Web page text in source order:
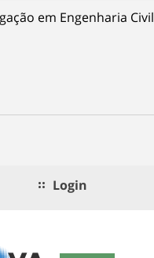
em Engenharia Civil
Login